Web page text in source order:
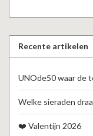
Recente artikelen
UNOde50 waar de
Welke sieraden
❤️ Valentijn 2026